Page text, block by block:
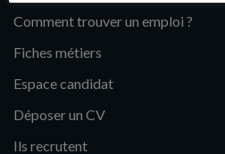
Comment trouver un emploi ?
Fiches métiers
Espace candidat
Déposer un CV
Ils recrutent